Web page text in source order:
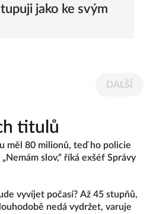
jako ke svým
DALŠÍ
titulů
měl 80 milionů, teď ho policie
slov,“ říká exšéf Správy
vyvíjet počasí? Až 45 stupňů,
nedá vydržet, varuje